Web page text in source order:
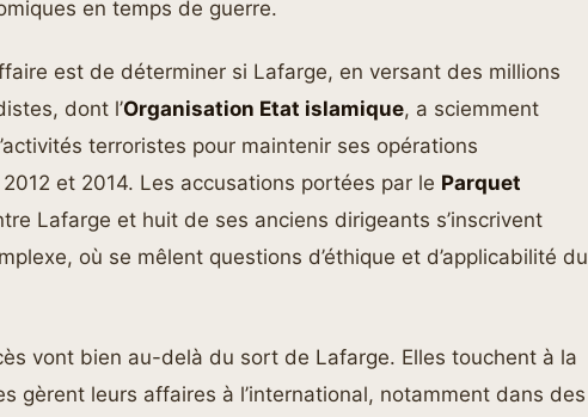
en temps de guerre.
est de déterminer si Lafarge, en versant des millions
dont l’Organisation Etat islamique, a sciemment
terroristes pour maintenir ses opérations
et 2014. Les accusations portées par le Parquet
Lafarge et huit de ses anciens dirigeants s’inscrivent
où se mêlent questions d’éthique et d’applicabilité du
vont bien au-delà du sort de Lafarge. Elles touchent à la
gèrent leurs affaires à l’international, notamment dans des